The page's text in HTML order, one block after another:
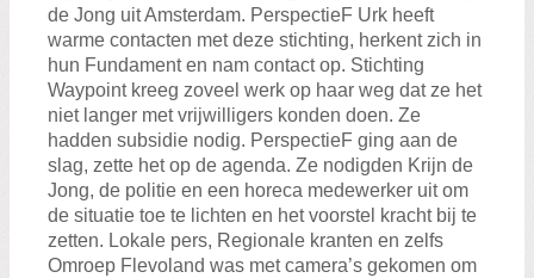
de Jong uit Amsterdam. PerspectieF Urk heeft
warme contacten met deze stichting, herkent zich in
hun Fundament en nam contact op. Stichting
Waypoint kreeg zoveel werk op haar weg dat ze het
niet langer met vrijwilligers konden doen. Ze
hadden subsidie nodig. PerspectieF ging aan de
slag, zette het op de agenda. Ze nodigden Krijn de
Jong, de politie en een horeca medewerker uit om
de situatie toe te lichten en het voorstel kracht bij te
zetten. Lokale pers, Regionale kranten en zelfs
Omroep Flevoland was met camera’s gekomen om